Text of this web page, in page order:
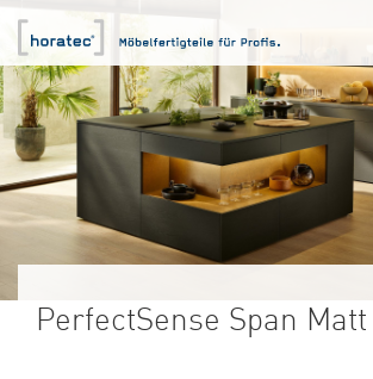
PerfectSense Span Matt